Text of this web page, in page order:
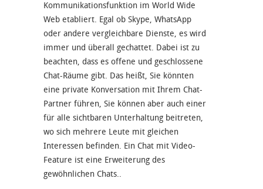
Kommunikationsfunktion im World Wide
Web etabliert. Egal ob Skype, WhatsApp
oder andere vergleichbare Dienste, es wird
immer und überall gechattet. Dabei ist zu
beachten, dass es offene und geschlossene
Chat-Räume gibt. Das heißt, Sie könnten
eine private Konversation mit Ihrem Chat-
Partner führen, Sie können aber auch einer
für alle sichtbaren Unterhaltung beitreten,
wo sich mehrere Leute mit gleichen
Interessen befinden. Ein Chat mit Video-
Feature ist eine Erweiterung des
gewöhnlichen Chats..